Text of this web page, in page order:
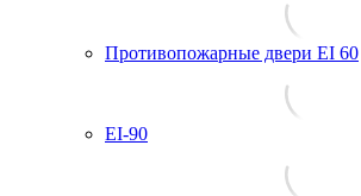
Противопожарные двери EI 60
EI-90